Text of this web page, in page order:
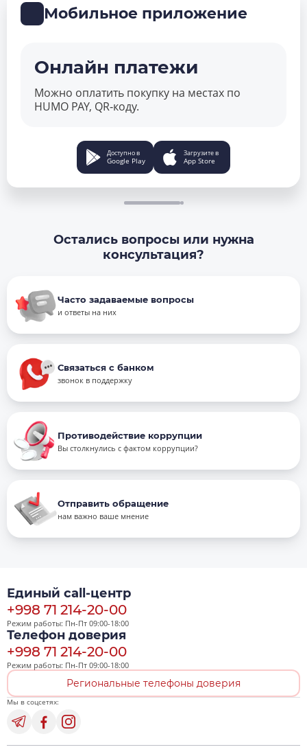
Мобильное приложение
Онлайн платежи
Можно оплатить покупку на местах по
HUMO PAY, QR‑коду.
Доступно в
Google Play
Загрузите в
App Store
Остались вопросы или нужна
консультация?
Часто задаваемые вопросы
и ответы на них
Связаться с банком
звонок в поддержку
Противодействие коррупции
Вы столкнулись с фактом коррупции?
Отправить обращение
нам важно ваше мнение
Единый call-центр
+998 71 214-20-00
Режим работы: Пн-Пт 09:00-18:00
Телефон доверия
+998 71 214-20-00
Режим работы: Пн-Пт 09:00-18:00
Региональные телефоны доверия
Мы в соцсетях: